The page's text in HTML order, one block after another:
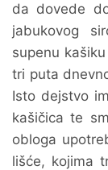
da dovede
jabukovog
supenu
tri puta
Isto dejstvo
kašičica te
obloga
lišće, kojima